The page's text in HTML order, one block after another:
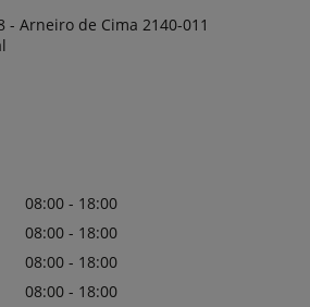
- Arneiro de Cima 2140-011
08:00 - 18:00
08:00 - 18:00
08:00 - 18:00
08:00 - 18:00